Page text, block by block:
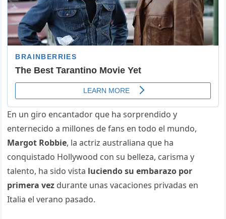
En un giro encantador que ha sorprendido y
enternecido a millones de fans en todo el mundo,
Margot Robbie, la actriz australiana que ha
conquistado Hollywood con su belleza, carisma y
talento, ha sido vista luciendo su embarazo por
primera vez durante unas vacaciones privadas en
Italia el verano pasado.